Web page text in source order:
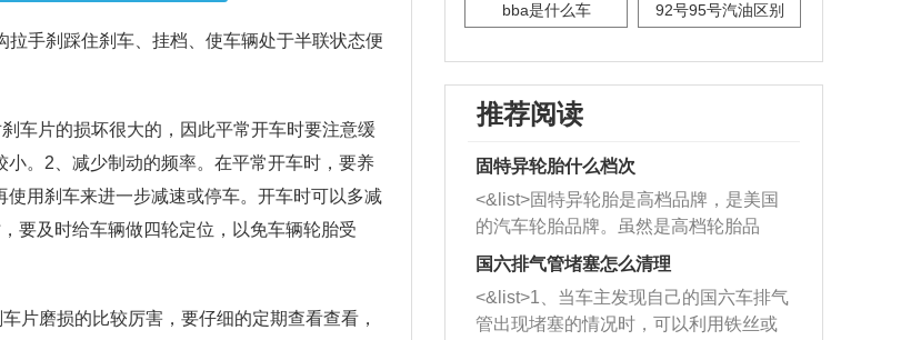
手刹踩住刹车、挂档、使车辆处于半联状态便
车片的损坏很大的，因此平常开车时要注意缓
。2、减少制动的频率。在平常开车时，要养
用刹车来进一步减速或停车。开车时可以多减
要及时给车辆做四轮定位，以免车辆轮胎受
片磨损的比较厉害，要仔细的定期查看查看，
bba是什么车 92号95号汽油区别
推荐阅读
固特异轮胎什么档次
<&list>固特异轮胎是高档品牌，是美国
的汽车轮胎品牌。虽然是高档轮胎品
牌，但是中高低端的轮胎都有生产，这
也是为了更好的开拓市场。
国六排气管堵塞怎么清理
<&list>1、当车主发现自己的国六车排气
管出现堵塞的情况时，可以利用铁丝或